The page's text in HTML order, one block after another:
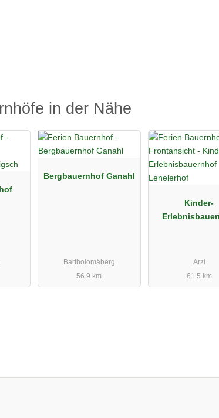
in der Nähe
Bergbauernhof Ganahl
Bartholomäberg
56.9 km
Kinder-
Arzl
61.5 km